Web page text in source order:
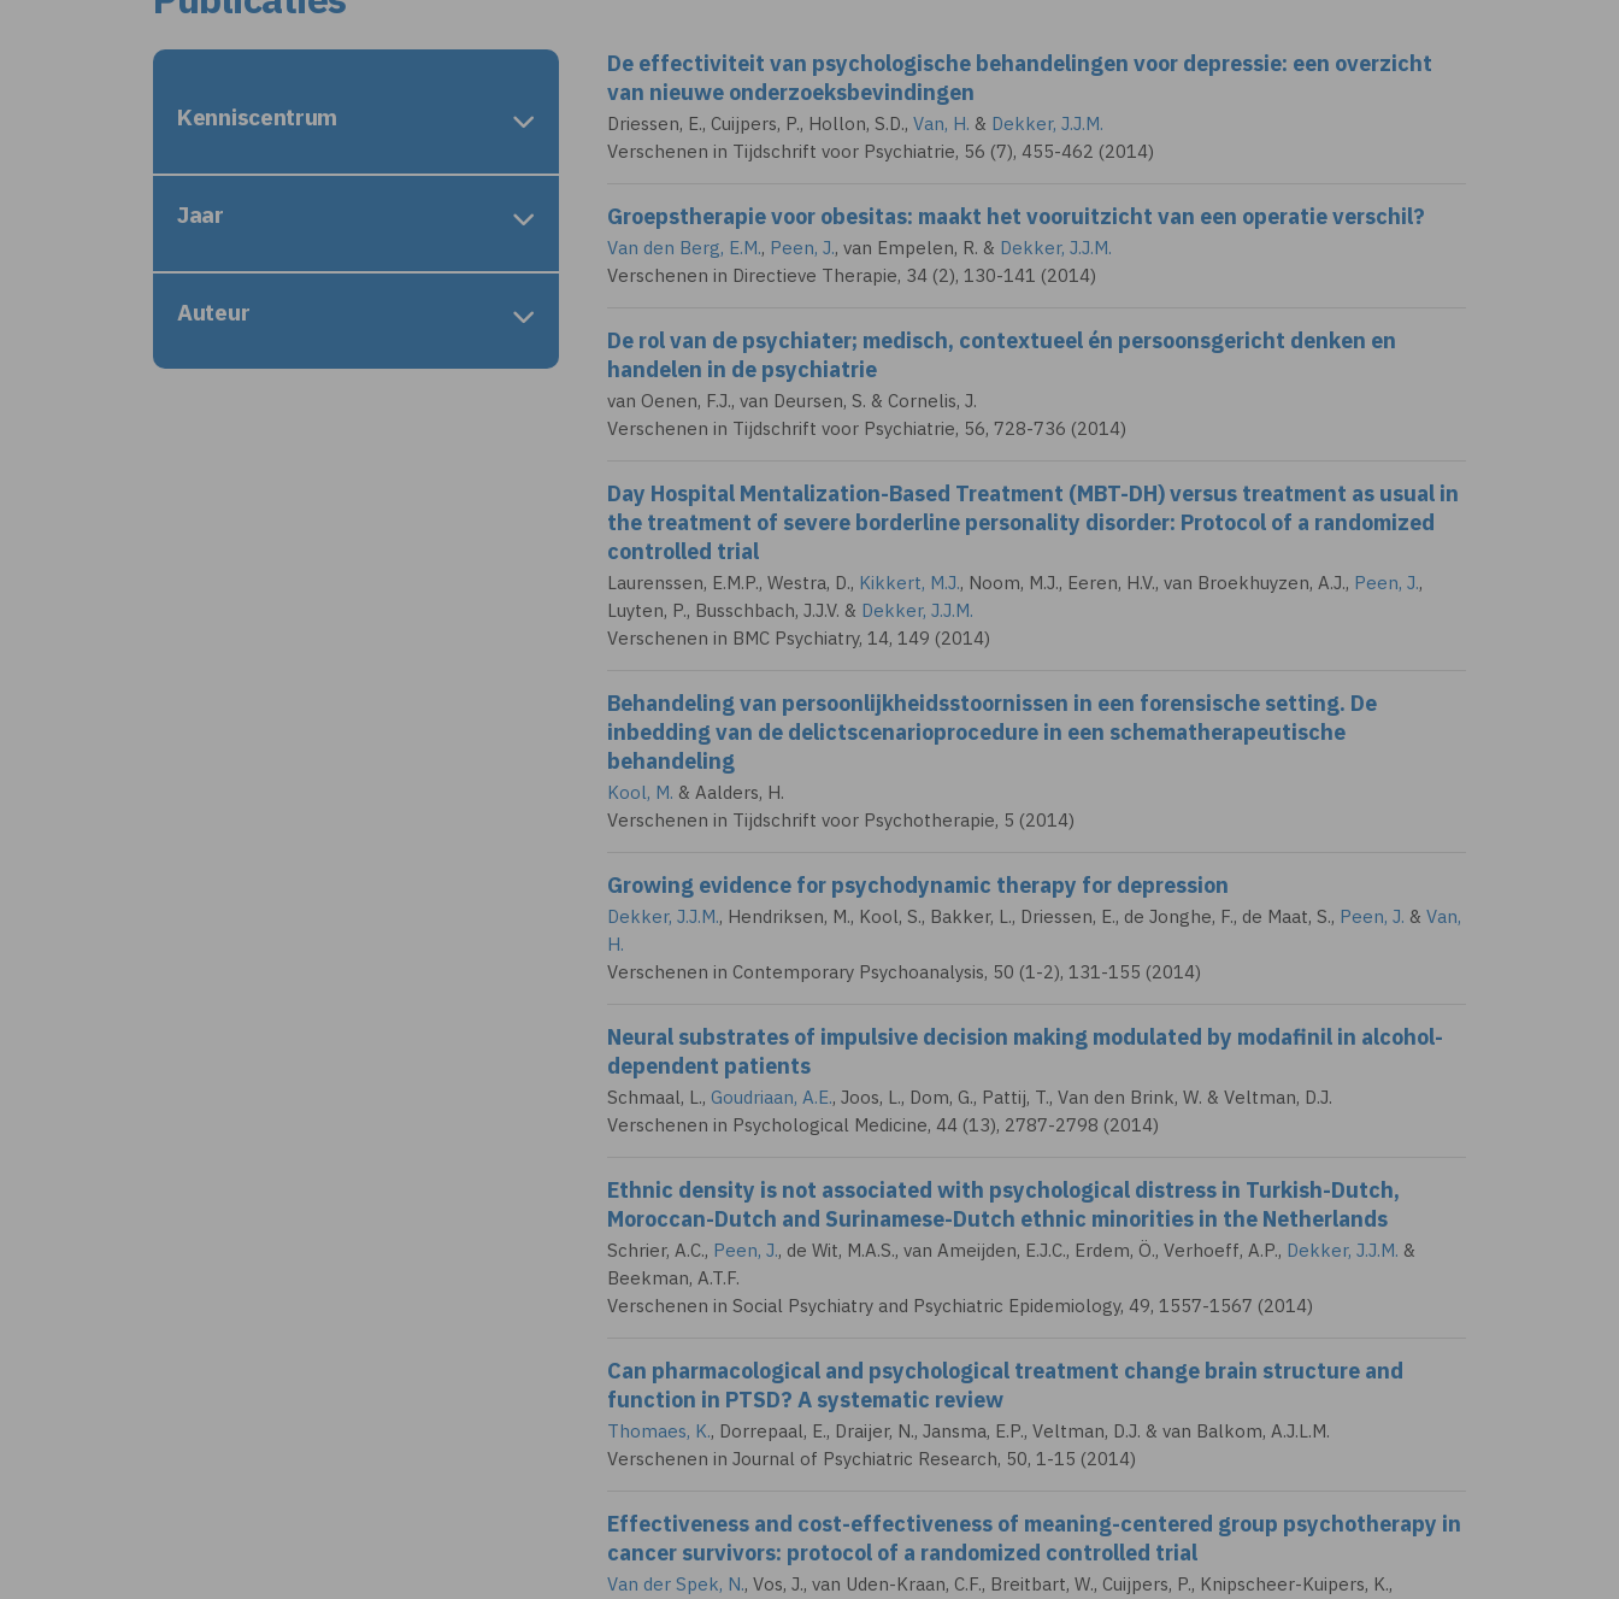
Kenniscentrum
Jaar
Auteur
De effectiviteit van psychologische behandelingen voor depressie: een overzicht
van nieuwe onderzoeksbevindingen
Driessen, E., Cuijpers, P., Hollon, S.D., Van, H. & Dekker, J.J.M.
Verschenen in Tijdschrift voor Psychiatrie, 56 (7), 455-462 (2014)
Groepstherapie voor obesitas: maakt het vooruitzicht van een operatie verschil?
Van den Berg, E.M., Peen, J., van Empelen, R. & Dekker, J.J.M.
Verschenen in Directieve Therapie, 34 (2), 130-141 (2014)
De rol van de psychiater; medisch, contextueel én persoonsgericht denken en
handelen in de psychiatrie
van Oenen, F.J., van Deursen, S. & Cornelis, J.
Verschenen in Tijdschrift voor Psychiatrie, 56, 728-736 (2014)
Day Hospital Mentalization-Based Treatment (MBT-DH) versus treatment as usual in
the treatment of severe borderline personality disorder: Protocol of a randomized
controlled trial
Laurenssen, E.M.P., Westra, D., Kikkert, M.J., Noom, M.J., Eeren, H.V., van Broekhuyzen, A.J., Peen, J.,
Luyten, P., Busschbach, J.J.V. & Dekker, J.J.M.
Verschenen in BMC Psychiatry, 14, 149 (2014)
Behandeling van persoonlijkheidsstoornissen in een forensische setting. De
inbedding van de delictscenarioprocedure in een schematherapeutische
behandeling
Kool, M. & Aalders, H.
Verschenen in Tijdschrift voor Psychotherapie, 5 (2014)
Growing evidence for psychodynamic therapy for depression
Dekker, J.J.M., Hendriksen, M., Kool, S., Bakker, L., Driessen, E., de Jonghe, F., de Maat, S., Peen, J. & Van,
H.
Verschenen in Contemporary Psychoanalysis, 50 (1-2), 131-155 (2014)
Neural substrates of impulsive decision making modulated by modafinil in alcohol-
dependent patients
Schmaal, L., Goudriaan, A.E., Joos, L., Dom, G., Pattij, T., Van den Brink, W. & Veltman, D.J.
Verschenen in Psychological Medicine, 44 (13), 2787-2798 (2014)
Ethnic density is not associated with psychological distress in Turkish-Dutch,
Moroccan-Dutch and Surinamese-Dutch ethnic minorities in the Netherlands
Schrier, A.C., Peen, J., de Wit, M.A.S., van Ameijden, E.J.C., Erdem, Ö., Verhoeff, A.P., Dekker, J.J.M. &
Beekman, A.T.F.
Verschenen in Social Psychiatry and Psychiatric Epidemiology, 49, 1557-1567 (2014)
Can pharmacological and psychological treatment change brain structure and
function in PTSD? A systematic review
Thomaes, K., Dorrepaal, E., Draijer, N., Jansma, E.P., Veltman, D.J. & van Balkom, A.J.L.M.
Verschenen in Journal of Psychiatric Research, 50, 1-15 (2014)
Effectiveness and cost-effectiveness of meaning-centered group psychotherapy in
cancer survivors: protocol of a randomized controlled trial
Van der Spek, N., Vos, J., van Uden-Kraan, C.F., Breitbart, W., Cuijpers, P., Knipscheer-Kuipers, K.,